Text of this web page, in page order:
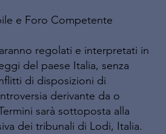
e Foro Competente
regolati e interpretati in
del paese Italia, senza
di disposizioni di
derivante da o
sarà sottoposta alla
dei tribunali di Lodi, Italia.